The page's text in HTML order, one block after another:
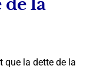
de la
que la dette de la